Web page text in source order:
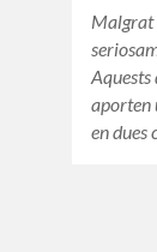
Malgrat
Aquests
aporten
en dues